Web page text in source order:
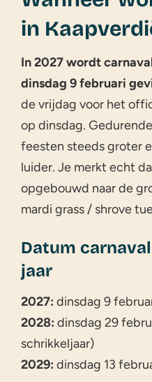
in
In 2027 wordt
dinsdag 9 februari
de vrijdag voor het
op dinsdag.
feesten steeds groter
luider. Je merkt echt
opgebouwd naar de
mardi grass / shrove
Datum
jaar
2027: dinsdag 9
2028: dinsdag 29
schrikkeljaar)
2029: dinsdag 13